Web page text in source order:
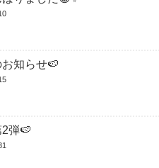
知らせ🍉
弾🍉